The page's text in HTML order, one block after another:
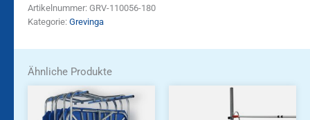
Artikelnummer: GRV-110056-180
Kategorie: Grevinga
Ähnliche Produkte